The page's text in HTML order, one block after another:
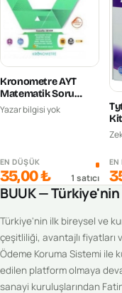
Kronometre AYT
Matematik Soru
Bankası
Yazar bilgisi yok
EN DÜŞÜK
35,00 ₺ 1 satıcı
EN
BUUK — Türkiye'nin
Türkiye'nin ilk bireysel ve
çeşitliliği, avantajlı fiyatları
Ödeme Koruma Sistemi ile
edilen platform olmaya
sanayi kuruluşlarından